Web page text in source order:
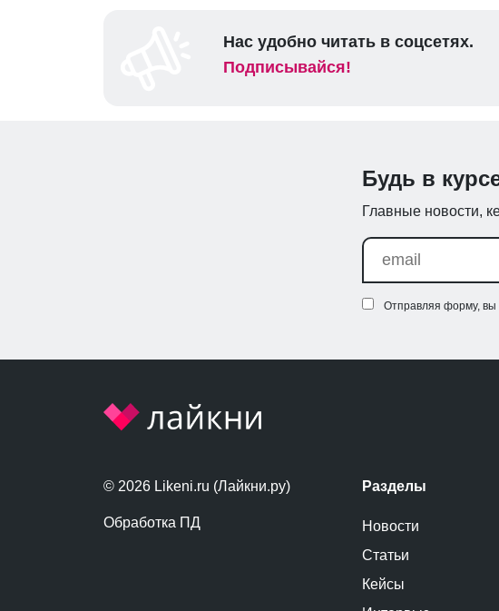
Нас удобно читать в соцсетях.
Подписывайся!
Будь в
Главные новости,
Отправляя форму, вы
© 2026 Likeni.ru (Лайкни.ру)
Обработка ПД
Разделы
Новости
Статьи
Кейсы